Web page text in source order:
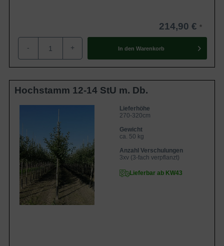
214,90 €
- + In den Warenkorb
Hochstamm 12-14 StU m. Db.
Lieferhöhe
270-320cm
Gewicht
ca. 50 kg
Anzahl Verschulungen
3xv (3-fach verpflanzt)
Lieferbar ab KW43